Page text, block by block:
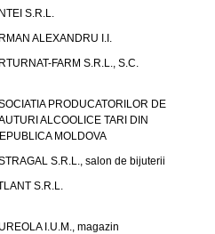
S.R.L.
ALEXANDRU I.I.
FARM S.R.L., S.C.
PRODUCATORILOR DE
ALCOOLICE TARI DIN
MOLDOVA
S.R.L., salon de bijuterii
S.R.L.
I.U.M., magazin